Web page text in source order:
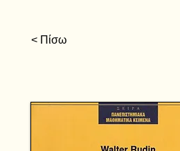
< Πίσω